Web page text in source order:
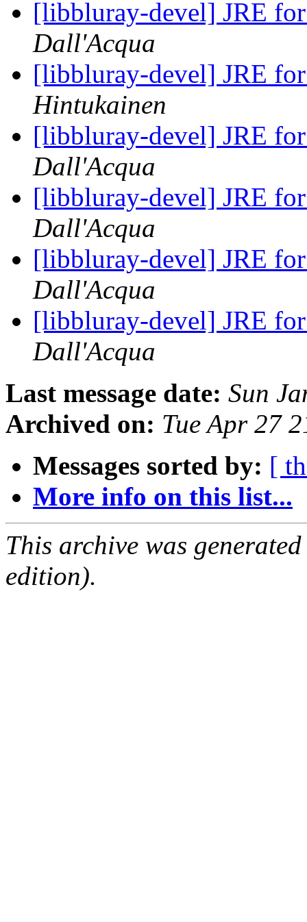
[libbluray-devel] JRE
Dall'Acqua
[libbluray-devel] JRE
Hintukainen
[libbluray-devel] JRE
Dall'Acqua
[libbluray-devel] JRE
Dall'Acqua
[libbluray-devel] JRE
Dall'Acqua
[libbluray-devel] JRE
Dall'Acqua
Last message date: Sun
Archived on: Tue Apr 27
Messages sorted by: [
More info on this list...
This archive was
edition).